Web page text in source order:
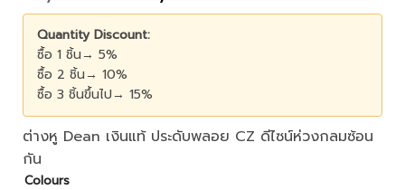
Quantity Discount:
ซื้อ 1 ชิ้น→ 5%
ซื้อ 2 ชิ้น→ 10%
ซื้อ 3 ชิ้นขึ้นไป→ 15%
ต่างหู Dean เงินแท้ ประดับพลอย CZ ดีไซน์ห่วงกลมซ้อน
กัน
Colours